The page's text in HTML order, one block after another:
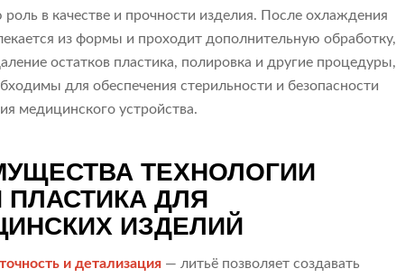
роль в качестве и прочности изделия. После охлаждения
из формы и проходит дополнительную обработку,
остатков пластика, полировка и другие процедуры,
для обеспечения стерильности и безопасности
медицинского устройства.
ТЕХНОЛОГИИ
ПЛАСТИКА ДЛЯ
ИЗДЕЛИЙ
и детализация — литьё позволяет создавать